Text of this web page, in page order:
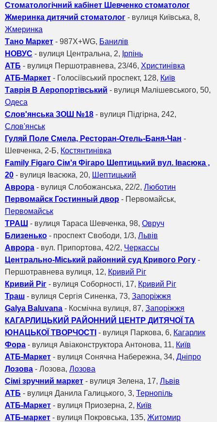
Стоматологічний кабінет Шевченко стоматолог
Жмеринка дитячий стоматолог - вулиця Київська, 8,
Жмеринка
Тано Маркет - 987X+WG, Банилів
НОВУС - вулиця Центральна, 2, Ірпінь
АТБ - вулиця Першотравнева, 23/46, Христинівка
АТБ-Маркет - Голосіївський проспект, 128, Київ
Таврія В Аеропортівський - вулиця Малішевського, 50,
Одеса
Слов'янська ЗОШ №18 - вулиця Підгірна, 242,
Слов'янськ
Гуляй Поле Смела, Ресторан-Отель-Баня-Чан -
Шевченка, 2-Б, Костянтинівка
Family Figaro Сім'я Фігаро Шептицький вул. Івасюка ,
20 - вулиця Івасюка, 20, Шептицький
Аврора - вулиця Слобожанська, 22/2, Люботин
Первомайск Гостинный двор - Первомайськ,
Первомайськ
ТРАШ - вулиця Тараса Шевченка, 98, Овруч
Близенько - проспект Свободи, 1/3, Львів
Аврора - вул. Припортова, 42/2, Черкассы
Центрально-Міський районний суд Кривого Рогу -
Першотравнева вулиця, 12, Кривий Ріг
Кривий Ріг - вулиця Соборності, 17, Кривий Ріг
Траш - вулиця Сергія Синенка, 73, Запоріжжя
Galya Baluvana - Космічна вулиця, 87, Запоріжжя
КАГАРЛИЦЬКИЙ РАЙОННИЙ ЦЕНТР ДИТЯЧОЇ ТА
ЮНАЦЬКОЇ ТВОРЧОСТІ - вулиця Паркова, 6, Кагарлик
Фора - вулиця Авіаконструктора Антонова, 11, Київ
АТБ-Маркет - вулиця Сонячна Набережна, 34, Дніпро
Лозова - Лозова, Лозова
Сімі зручний маркет - вулиця Зелена, 17, Львів
АТБ - вулиця Данила Галицького, 3, Тернопіль
АТБ-Маркет - вулиця Приозерна, 2, Київ
АТБ-маркет - вулиця Покровська, 135, Житомир